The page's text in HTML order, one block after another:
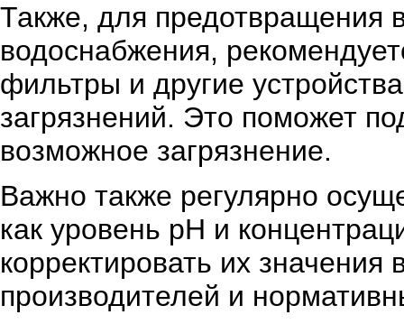
Также, для предотвращения
водоснабжения,
фильтры и другие
загрязнений. Это поможет
возможное загрязнение.
Важно также регулярно
как уровень рН и
корректировать их
производителей и